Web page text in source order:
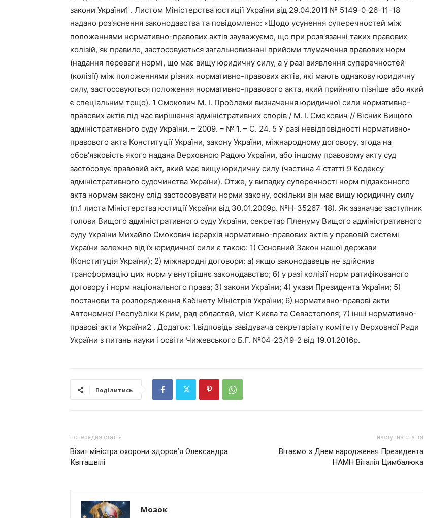
закони України1 . Листом Міністерства юстиції України від 29.04.2011 № 5149-0-26-11-18
надано роз'яснення законодавства та повідомлено: «Щодо усунення суперечностей між
положеннями нормативно-правових актів зауважуємо, що при розв'язанні таких правових
колізій, як правило, застосовуються загальновизнані прийоми тлумачення правових норм
(надання переваги нормі, що має вищу юридичну силу, а у разі виявлення суперечностей
(колізії) між положеннями різних нормативно-правових актів, які мають однакову юридичну
силу, застосовуються положення нормативно-правового акта, який прийнято пізніше або який
є спеціальним тощо). 1 Смокович М. І. Проблеми визначення юридичної сили нормативно-
правових актів під час вирішення адміністративних спорів / М. І. Смокович // Вісник Вищого
адміністративного суду України. – 2009. – № 1. – С. 24. 5 У разі невідповідності нормативно-
правового акта Конституції України, закону України, міжнародному договору, згода на
обов'язковість якого надана Верховною Радою України, або іншому правовому акту суд
застосовує правовий акт, який має вищу юридичну силу (частина 4 статті 9 Кодексу
адміністративного судочинства України). Отже, у випадку суперечності норм підзаконного
акта нормам закону слід застосовувати норми закону, оскільки він має вищу юридичну силу
(п.1 листа Міністерства юстиції України від 30.01.2009р. №Н-35267-18). Як зазначає заступник
голови Вищого адміністративного суду України, секретар Пленуму Вищого адміністративного
суду України Михайло Смокович ієрархія нормативно-правових актів у правовій системі
України залежно від їх юридичної сили є такою: 1) Основний Закон нашої держави
(Конституція України); 2) міжнародні договори: а) якщо законодавець не здійснив
трансформацію цих норм у внутрішнє законодавство; б) у разі колізії норм ратифікованого
договору і норм національного права; 3) закони України; 4) укази Президента України; 5)
постанови та розпорядження Кабінету Міністрів України; 6) нормативно-правові акти
Автономної Республіки Крим, рад областей, міст Києва та Севастополя; 7) інші нормативно-
правові акти України2 . Додаток: 1.відповідь завідувача секретаріату комітету Верховної Ради
України з питань науки і освіти Чижевського Б.Г. №04-23/19-2 від 19.01.2016р.
Поділитись
попередня стаття
Візит міністра охорони здоров’я Олександра
Квіташвілі
наступна стаття
Вітаємо з Днем народження Президента
НАМН Віталія Цимбалюка
Мозок